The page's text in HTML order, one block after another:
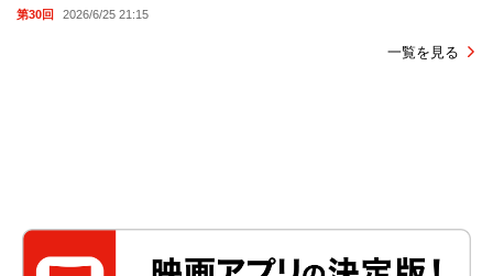
第30回 2026/6/25 21:15
一覧を見る